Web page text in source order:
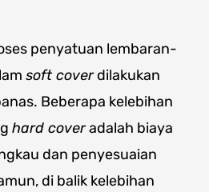
penyatuan lembaran-
soft coverdilakukan
Beberapa kelebihan
hard coveradalah biaya
dan penyesuaian
di balik kelebihan